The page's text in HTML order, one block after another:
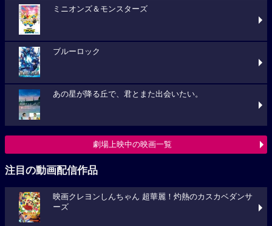
ミニオンズ＆モンスターズ
ブルーロック
あの星が降る丘で、君とまた出会いたい。
劇場上映中の映画一覧
注目の動画配信作品
映画クレヨンしんちゃん 超華麗！灼熱のカスカベダンサ
ーズ